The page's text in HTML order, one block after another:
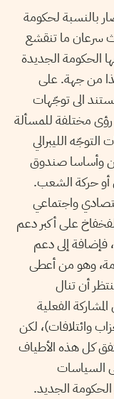
بالنسبة لحكومة
سرعان ما تنقشع
الحكومة الجديدة
من جهة. على
الى توجّهات
رؤى مختلفة للمسألة
الليبرالي
وأساسا صندوق
أو حركة الشعب.
واجتماعي
على أكبر دعم
فإضافة إلى دعم
وهو من أعطى
أن تنال
الفعلية
وائتلافات)، لكن
كل هذه الأطياف
السياسات
الجديد.